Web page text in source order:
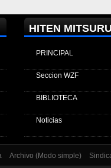
HITEN
PRINCIPAL
Seccion WZF
BIBLIOTECA
Noticias
Archivo (Modo simple)